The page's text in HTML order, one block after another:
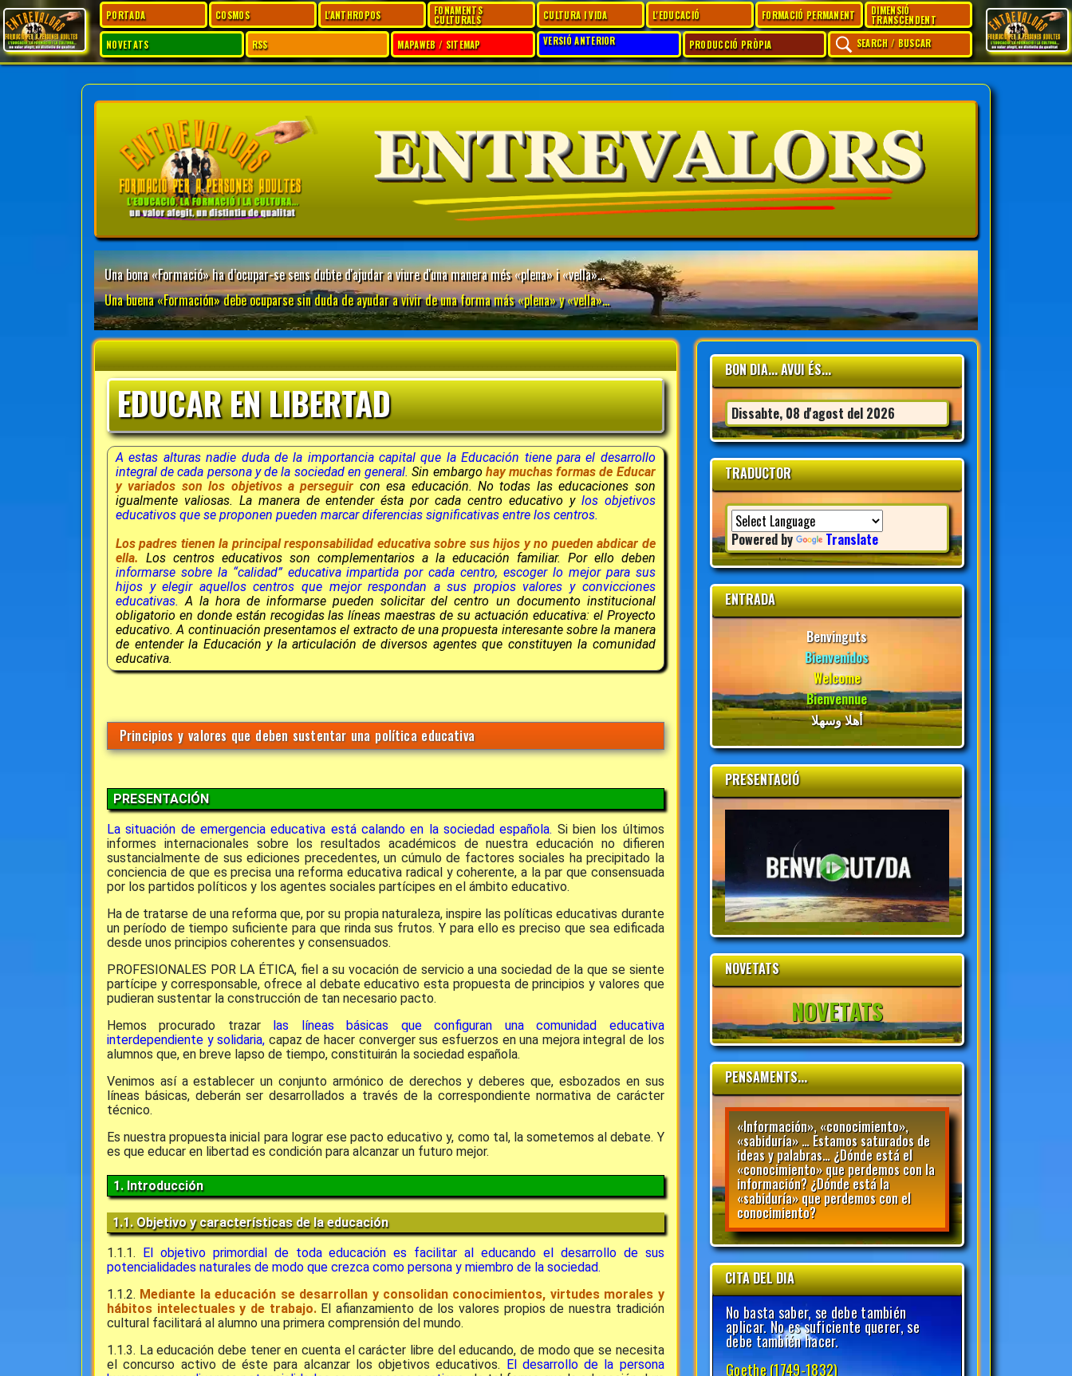
PORTADA COSMOS L'ANTHROPOS FONAMENTS
CULTURALS CULTURA I VIDA L'EDUCACIÓ FORMACIÓ PERMANENT DIMENSIÓ
TRANSCENDENT
NOVETATS
RSS MAPAWEB / SITEMAP VERSIÓ ANTERIOR PRODUCCIÓ PRÒPIA SEARCH / BUSCAR
EDUCAR EN LIBERTAD
A estas alturas nadie duda de la importancia capital que la Educación tiene para el desarrollo
integral de cada persona y de la sociedad en general. Sin embargo hay muchas formas de Educar
y variados son los objetivos a perseguir con esa educación. No todas las educaciones son
igualmente valiosas. La manera de entender ésta por cada centro educativo y los objetivos
educativos que se proponen pueden marcar diferencias significativas entre los centros.
Los padres tienen la principal responsabilidad educativa sobre sus hijos y no pueden abdicar de
ella. Los centros educativos son complementarios a la educación familiar. Por ello deben
informarse sobre la “calidad” educativa impartida por cada centro, escoger lo mejor para sus
hijos y elegir aquellos centros que mejor respondan a sus propios valores y convicciones
educativas. A la hora de informarse pueden solicitar del centro un documento institucional
obligatorio en donde están recogidas las líneas maestras de su actuación educativa: el Proyecto
educativo. A continuación presentamos el extracto de una propuesta interesante sobre la manera
de entender la Educación y la articulación de diversos agentes que constituyen la comunidad
educativa.
Principios y valores que deben sustentar una política educativa
PRESENTACIÓN
La situación de emergencia educativa está calando en la sociedad española. Si bien los últimos
informes internacionales sobre los resultados académicos de nuestra educación no difieren
sustancialmente de sus ediciones precedentes, un cúmulo de factores sociales ha precipitado la
conciencia de que es precisa una reforma educativa radical y coherente, a la par que consensuada
por los partidos políticos y los agentes sociales partícipes en el ámbito educativo.
Ha de tratarse de una reforma que, por su propia naturaleza, inspire las políticas educativas durante
un período de tiempo suficiente para que rinda sus frutos. Y para ello es preciso que sea edificada
desde unos principios coherentes y consensuados.
PROFESIONALES POR LA ÉTICA, fiel a su vocación de servicio a una sociedad de la que se siente
partícipe y corresponsable, ofrece al debate educativo esta propuesta de principios y valores que
pudieran sustentar la construcción de tan necesario pacto.
Hemos procurado trazar las líneas básicas que configuran una comunidad educativa
interdependiente y solidaria, capaz de hacer converger sus esfuerzos en una mejora integral de los
alumnos que, en breve lapso de tiempo, constituirán la sociedad española.
Venimos así a establecer un conjunto armónico de derechos y deberes que, esbozados en sus
líneas básicas, deberán ser desarrollados a través de la correspondiente normativa de carácter
técnico.
Es nuestra propuesta inicial para lograr ese pacto educativo y, como tal, la sometemos al debate. Y
es que educar en libertad es condición para alcanzar un futuro mejor.
1. Introducción
1.1. Objetivo y características de la educación
1.1.1. El objetivo primordial de toda educación es facilitar al educando el desarrollo de sus
potencialidades naturales de modo que crezca como persona y miembro de la sociedad.
1.1.2. Mediante la educación se desarrollan y consolidan conocimientos, virtudes morales y
hábitos intelectuales y de trabajo.El afianzamiento de los valores propios de nuestra tradición
cultural facilitará al alumno una primera comprensión del mundo.
1.1.3. La educación debe tener en cuenta el carácter libre del educando, de modo que se necesita
el concurso activo de éste para alcanzar los objetivos educativos. El desarrollo de la persona
BON DIA... AVUI ÉS...
Dissabte, 08 d'agost del 2026
TRADUCTOR
Powered by Translate
ENTRADA
Benvinguts
Bienvenidos
Welcome
Bienvennue
أهلا وسهلا
PRESENTACIÓ
NOVETATS
NOVETATS
PENSAMENTS...
«Información», «conocimiento»,
«sabiduría» … Estamos saturados de
ideas y palabras… ¿Dónde está el
«conocimiento» que perdemos con la
información? ¿Dónde está la
«sabiduría» que perdemos con el
conocimiento?
CITA DEL DIA